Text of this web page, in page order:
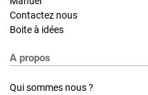
Contactez nous
Boite à idées
A propos
Qui sommes nous ?